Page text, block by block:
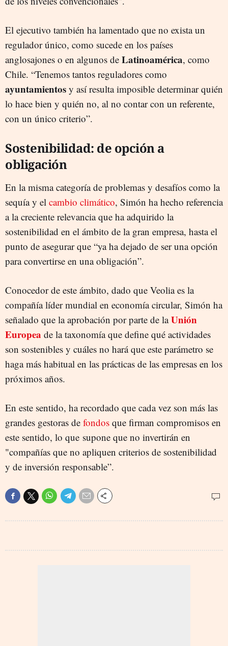
El ejecutivo también ha lamentado que no exista un
regulador único, como sucede en los países
anglosajones o en algunos de Latinoamérica, como
Chile. “Tenemos tantos reguladores como
ayuntamientos y así resulta imposible determinar quién
lo hace bien y quién no, al no contar con un referente,
con un único criterio”.
Sostenibilidad: de opción a
obligación
En la misma categoría de problemas y desafíos como la
sequía y el cambio climático, Simón ha hecho referencia
a la creciente relevancia que ha adquirido la
sostenibilidad en el ámbito de la gran empresa, hasta el
punto de asegurar que “ya ha dejado de ser una opción
para convertirse en una obligación”.
Conocedor de este ámbito, dado que Veolia es la
compañía líder mundial en economía circular, Simón ha
señalado que la aprobación por parte de laUnión
Europea de la taxonomía que define qué actividades
son sostenibles y cuáles no hará que este parámetro se
haga más habitual en las prácticas de las empresas en los
próximos años.
En este sentido, ha recordado que cada vez son más las
grandes gestoras de fondos que firman compromisos en
este sentido, lo que supone que no invertirán en
"compañías que no apliquen criterios de sostenibilidad
y de inversión responsable”.